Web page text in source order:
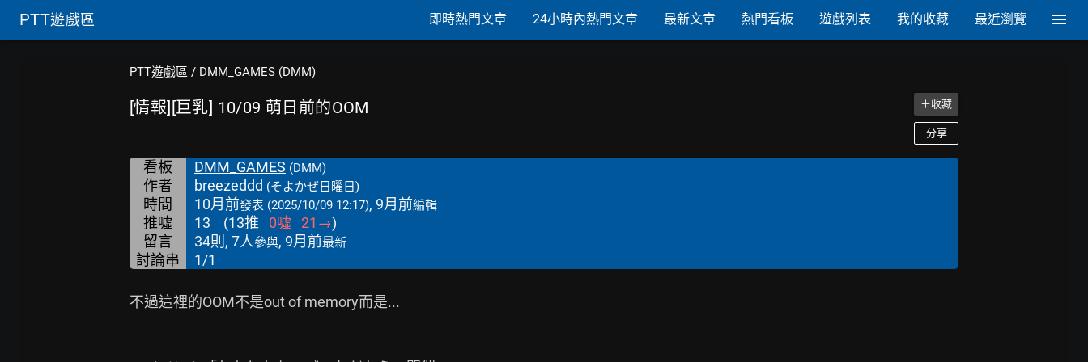
PTT遊戲區 即時熱門文章 24小時內熱門文章 最新文章 熱門看板 遊戲列表 我的收藏 最近瀏覽
PTT遊戲區 / DMM_GAMES (DMM)
[情報][巨乳] 10/09 萌日前的OOM ＋收藏
分享
看板 DMM_GAMES (DMM)
作者 breezeddd (そよかぜ日曜日)
時間 10月前發表 (2025/10/09 12:17), 9月前編輯
推噓 13 (13推 0噓 21 →)
留言
34則, 7人參與, 9月前最新
討論串 1/1
不過這裡的OOM不是out of memory而是...